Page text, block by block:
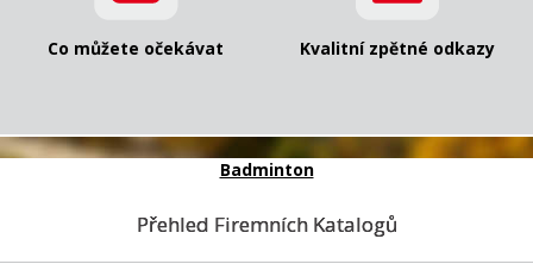
Co můžete očekávat Kvalitní zpětné odkazy
Badminton
Přehled Firemních Katalogů